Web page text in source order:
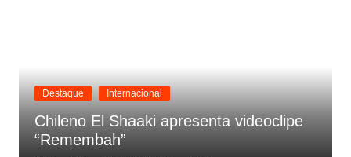
Destaque Internacional
Chileno El Shaaki apresenta videoclipe
“Remembah”